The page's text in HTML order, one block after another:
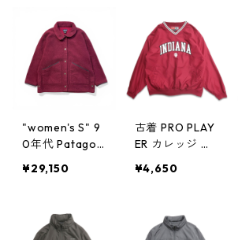
ブラウン系 表
記：M gd409
043n w60409
ャケット ブル
ゾン ネイビー
表記：XXL gd
409042n w60
409
"women's S" 9
0年代 Patagon
フリースジャケ
ーガンディ 古
¥29,150
古着 PRO PLAY
ER カレッジ 刺
ォームアップジ
ット ポケット
¥4,650